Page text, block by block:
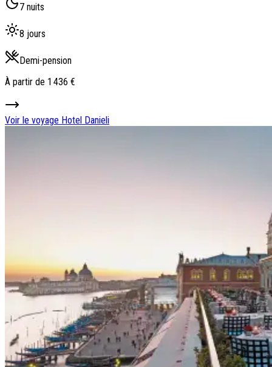
7 nuits
8 jours
Demi-pension
À partir de 1 436 €
Voir le voyage Hotel Danieli